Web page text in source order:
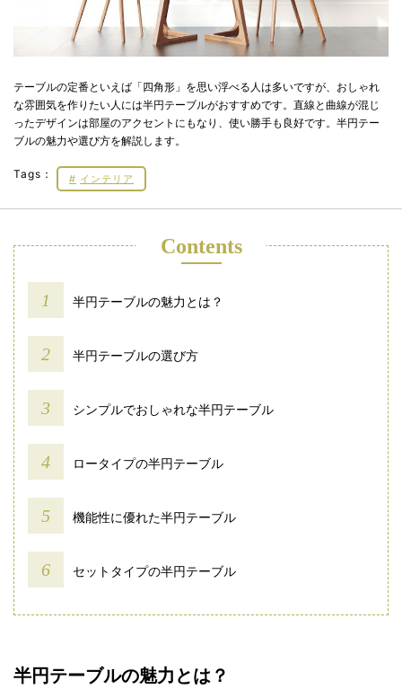
テーブルの定番といえば「四角形」を思い浮べる人は多いですが、おしゃれ
な雰囲気を作りたい人には半円テーブルがおすすめです。直線と曲線が混じ
ったデザインは部屋のアクセントにもなり、使い勝手も良好です。半円テー
ブルの魅力や選び方を解説します。
Tags： インテリア
Contents
半円テーブルの魅力とは？
半円テーブルの選び方
シンプルでおしゃれな半円テーブル
ロータイプの半円テーブル
機能性に優れた半円テーブル
セットタイプの半円テーブル
半円テーブルの魅力とは？